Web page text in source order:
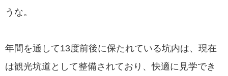
うな。
年間を通して13度前後に保たれている坑内は、現在
は観光坑道として整備されており、快適に見学でき